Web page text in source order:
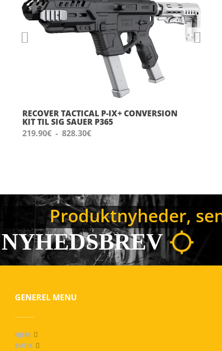
RECOVER TACTICAL P-IX+ CONVERSION
KIT TIL SIG SAUER P365
219.90€ - 828.30€Prisinterval:
Produktnyheder,
NYHEDSBREV
GENEREL MENU
HJEM
BUTIK